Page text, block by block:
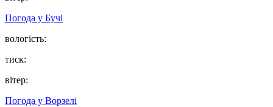
Погода у Бучі
вологість:
тиск:
вітер:
Погода у Ворзелі